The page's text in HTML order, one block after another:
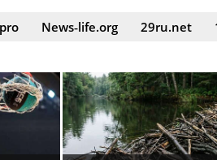
News‑life.org 29ru.net